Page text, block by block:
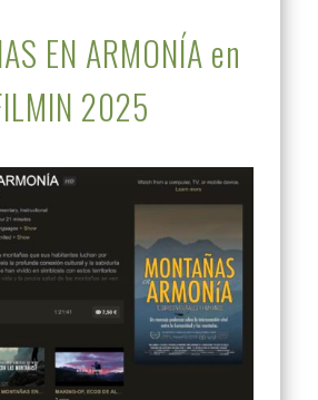
EN ARMONÍA en
2025